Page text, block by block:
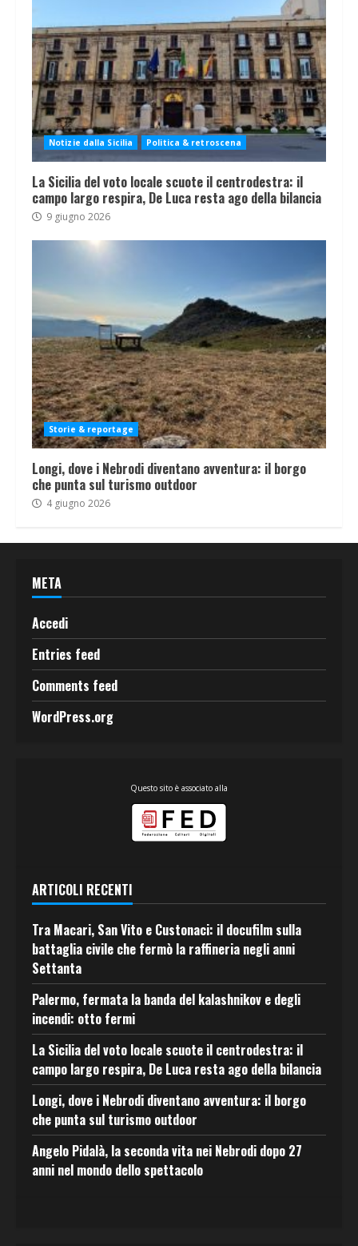
Notizie dalla Sicilia Politica & retroscena
La Sicilia del voto locale scuote il centrodestra: il
campo largo respira, De Luca resta ago della bilancia
9 giugno 2026
Storie & reportage
Longi, dove i Nebrodi diventano avventura: il borgo
che punta sul turismo outdoor
4 giugno 2026
META
Accedi
Entries feed
Comments feed
WordPress.org
Questo sito è associato alla
ARTICOLI RECENTI
Tra Macari, San Vito e Custonaci: il docufilm sulla
battaglia civile che fermò la raffineria negli anni
Settanta
Palermo, fermata la banda del kalashnikov e degli
incendi: otto fermi
La Sicilia del voto locale scuote il centrodestra: il
campo largo respira, De Luca resta ago della bilancia
Longi, dove i Nebrodi diventano avventura: il borgo
che punta sul turismo outdoor
Angelo Pidalà, la seconda vita nei Nebrodi dopo 27
anni nel mondo dello spettacolo